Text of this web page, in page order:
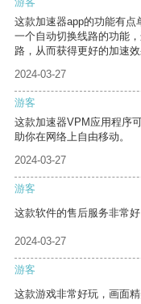
这款加速器app的功能有点
一个自动切换线路的功能
路，从而获得更好的加速效
2024-03-27
游客
这款加速器VPM应用程序
助你在网络上自由移动。
2024-03-27
游客
这款软件的售后服务非常
2024-03-27
游客
这款游戏非常好玩，画面精